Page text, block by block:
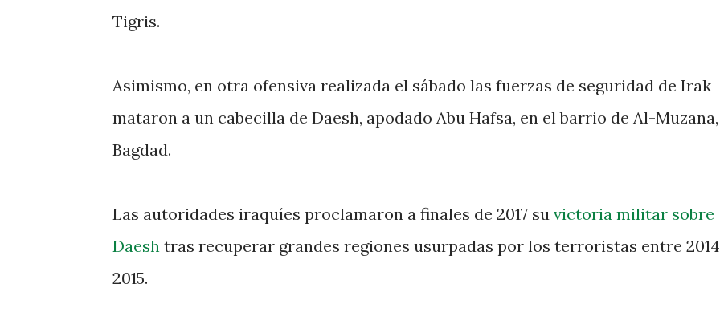
Tigris.
Asimismo, en otra ofensiva realizada el sábado las fuerzas de seguridad de Irak
mataron a un cabecilla de Daesh, apodado Abu Hafsa, en el barrio de Al-Muzana,
Bagdad.
Las autoridades iraquíes proclamaron a finales de 2017 su victoria militar sobre
Daesh tras recuperar grandes regiones usurpadas por los terroristas entre
2015.